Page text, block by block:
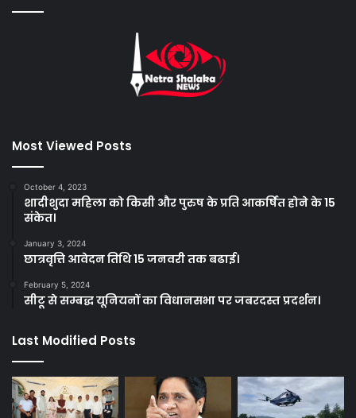
Most Viewed Posts
October 4, 2023
शादीशुदा महिला को किसी और पुरुष के प्रति आकर्षित होने के 15
संकेत।
January 3, 2024
छात्रवृत्ति आवेदन तिथि 15 जनवरी तक बढाई।
February 5, 2024
सीटू से सम्बद्ध यूनियनों का विधानसभा पर जबरदस्त प्रदर्शन।
Last Modified Posts